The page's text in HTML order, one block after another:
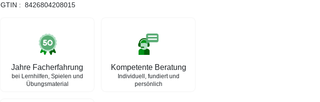
GTIN : 8426804208015
Jahre Facherfahrung
bei Lernhilfen, Spielen und
Übungsmaterial
Kompetente Beratung
Individuell, fundiert und
persönlich